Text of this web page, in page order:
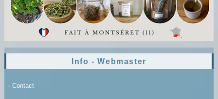
Info - Webmaster
- Contact